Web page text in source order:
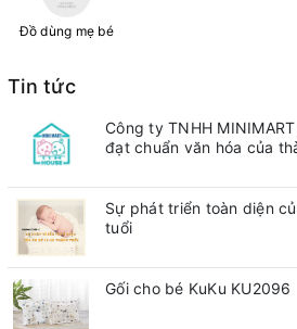
Đồ dùng mẹ bé
Tin tức
Công ty TNHH
đạt chuẩn văn hóa của
Sự phát triển toàn diện
tuổi
Gối cho bé KuKu KU2096